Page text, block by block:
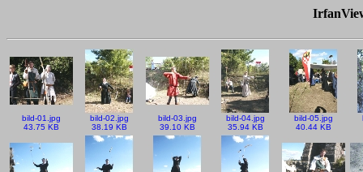
bild-01.jpg
43.75 KB
bild-02.jpg
38.19 KB
bild-03.jpg
39.10 KB
bild-04.jpg
35.94 KB
bild-05.jpg
40.44 KB